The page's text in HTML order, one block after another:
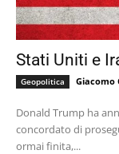
Stati Uniti e
Geopolitica Giacomo
Donald Trump ha
concordato di
ormai finita,...